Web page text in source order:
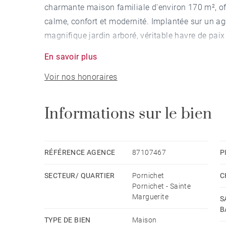
charmante maison familiale d'environ 170 m²,
calme, confort et modernité. Implantée sur un
magnifique jardin arboré, véritable havre de
Dès l'entrée, vous serez séduits par les beaux
entièrement aménagée et équipée, ainsi qu'un
famille ou entre amis. Les nombreuses
lumière naturelle tout au long de la journée.
confortablement une grande famille ou de créer
pensée pour offrir fonctionnalité et confort au
Les volumes généreux, le jardin
que des commerces de Sainte-Marguerite font
En savoir plus
Voir nos honoraires
Informations sur le bien
RÉFÉRENCE AGENCE 87107467
SECTEUR/ QUARTIER
Pornichet
Pornichet - Sainte
Marguerite
TYPE DE BIEN Maison